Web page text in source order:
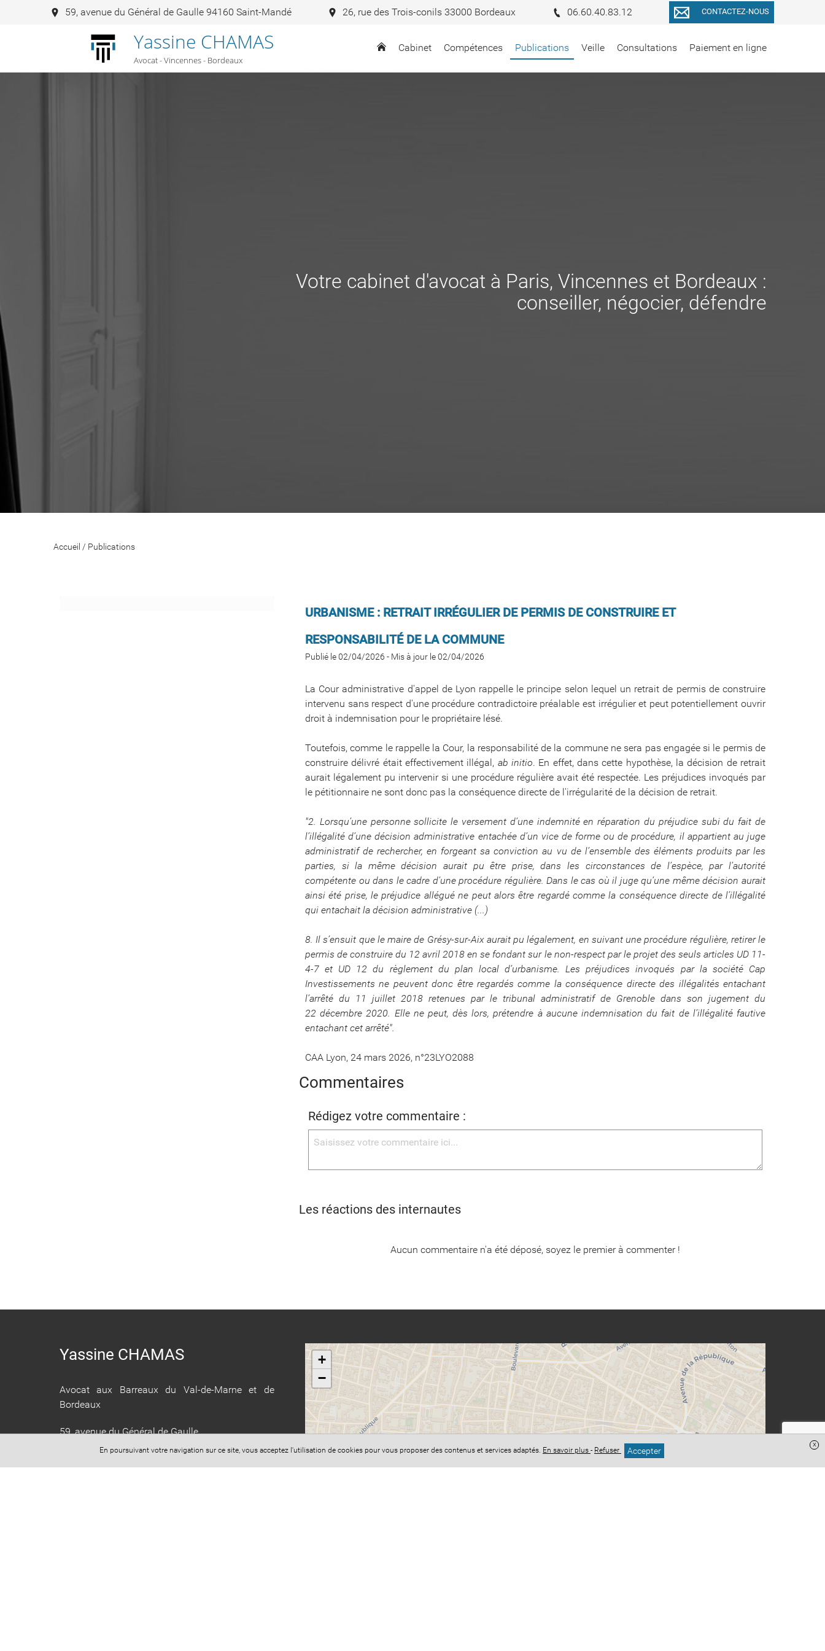
Yassine CHAMAS
Avocat - Vincennes - Bordeaux
Cabinet Compétences Publications Veille Consultations Paiement en ligne
59, avenue du Général de Gaulle 94160 Saint-Mandé 26, rue des Trois-conils 33000 Bordeaux 06.60.40.83.12 CONTACTEZ-NOUS
Votre cabinet d'avocat à Paris, Vincennes et Bordeaux :
conseiller, négocier, défendre
Accueil / Publications
URBANISME : RETRAIT IRRÉGULIER DE PERMIS DE CONSTRUIRE ET
RESPONSABILITÉ DE LA COMMUNE
Publié le 02/04/2026 - Mis à jour le 02/04/2026
La Cour administrative d'appel de Lyon rappelle le principe selon lequel un retrait de permis de construire
intervenu sans respect d'une procédure contradictoire préalable est irrégulier et peut potentiellement ouvrir
droit à indemnisation pour le propriétaire lésé.
Toutefois, comme le rappelle la Cour, la responsabilité de la commune ne sera pas engagée si le permis de
construire délivré était effectivement illégal, ab initio. En effet, dans cette hypothèse, la décision de retrait
aurait légalement pu intervenir si une procédure régulière avait été respectée. Les préjudices invoqués par
le pétitionnaire ne sont donc pas la conséquence directe de l'irrégularité de la décision de retrait.
"2. Lorsqu’une personne sollicite le versement d’une indemnité en réparation du préjudice subi du fait de
l’illégalité d’une décision administrative entachée d’un vice de forme ou de procédure, il appartient au juge
administratif de rechercher, en forgeant sa conviction au vu de l’ensemble des éléments produits par les
parties, si la même décision aurait pu être prise, dans les circonstances de l’espèce, par l’autorité
compétente ou dans le cadre d’une procédure régulière. Dans le cas où il juge qu’une même décision aurait
ainsi été prise, le préjudice allégué ne peut alors être regardé comme la conséquence directe de l’illégalité
qui entachait la décision administrative (...)
8. Il s’ensuit que le maire de Grésy-sur-Aix aurait pu légalement, en suivant une procédure régulière, retirer le
permis de construire du 12 avril 2018 en se fondant sur le non-respect par le projet des seuls articles UD 11-
4-7 et UD 12 du règlement du plan local d’urbanisme. Les préjudices invoqués par la société Cap
Investissements ne peuvent donc être regardés comme la conséquence directe des illégalités entachant
l’arrêté du 11 juillet 2018 retenues par le tribunal administratif de Grenoble dans son jugement du
22 décembre 2020. Elle ne peut, dès lors, prétendre à aucune indemnisation du fait de l’illégalité fautive
entachant cet arrêté".
CAA Lyon, 24 mars 2026, n°23LYO2088
Commentaires
Rédigez votre commentaire :
Les réactions des internautes
Aucun commentaire n'a été déposé, soyez le premier à commenter !
Yassine CHAMAS
Avocat aux Barreaux du Val-de-Marne et de
Bordeaux
59, avenue du Général de Gaulle
94160 Saint-Mandé
+
−
En poursuivant votre navigation sur ce site, vous acceptez l'utilisation de cookies pour vous proposer des contenus et services adaptés. En savoir plus - Refuser Accepter
x